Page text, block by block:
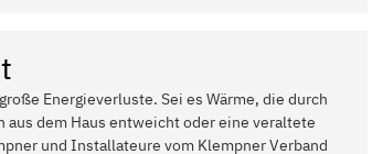
Energieverluste. Sei es Wärme, die durch
dem Haus entweicht oder eine veraltete
und Installateure vom Klempner Verband